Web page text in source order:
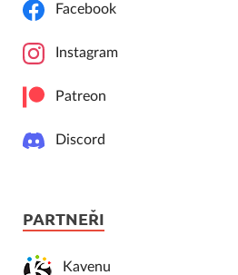
Facebook
Instagram
Patreon
Discord
PARTNEŘI
Kavenu